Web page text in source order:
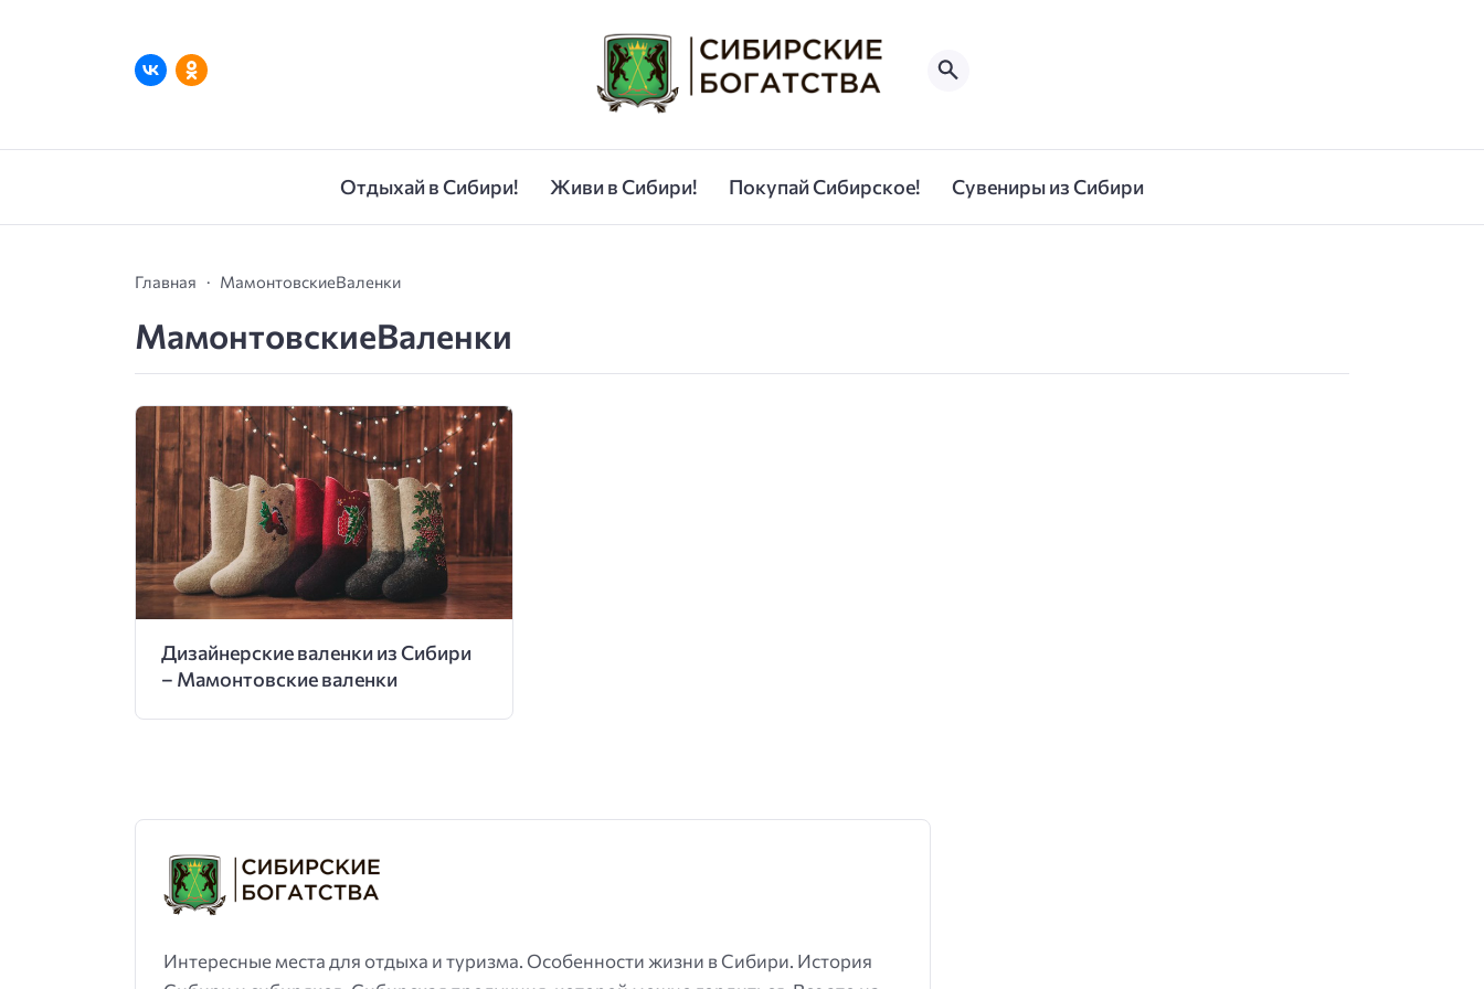
Отдыхай в Сибири! Живи в Сибири! Покупай Сибирское! Сувениры из Сибири
Главная МамонтовскиеВаленки
МамонтовскиеВаленки
Дизайнерские валенки из Сибири
– Мамонтовские валенки
Интересные места для отдыха и туризма. Особенности жизни в Сибири. История